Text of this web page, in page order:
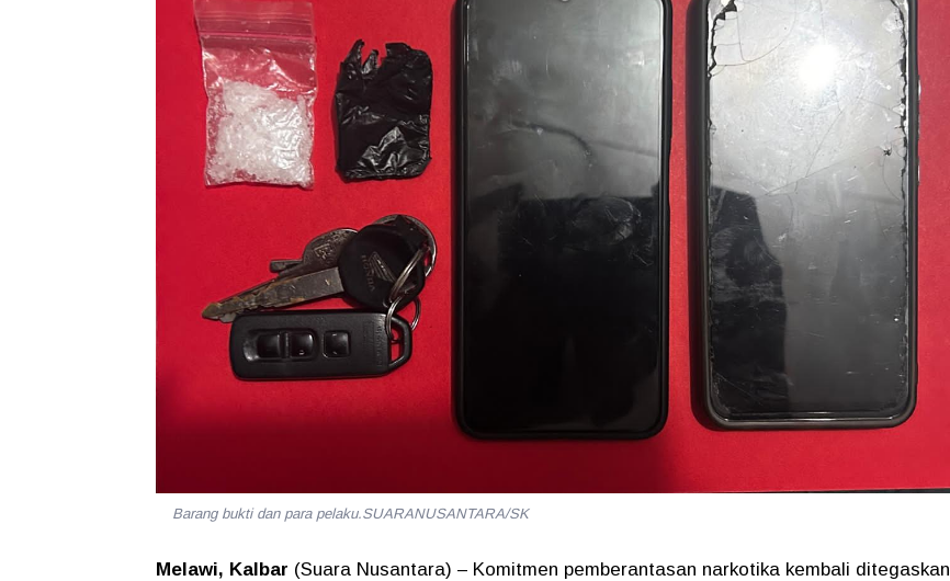
Barang bukti dan para pelaku.SUARANUSANTARA/SK
Melawi, Kalbar (Suara Nusantara) – Komitmen pemberantasan narkotika kembali ditegaskan